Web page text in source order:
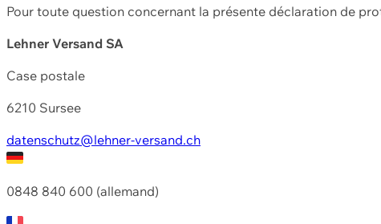
Pour toute question concernant la présente déclaration de
Lehner Versand SA
Case postale
6210 Sursee
datenschutz@lehner-versand.ch
0848 840 600 (allemand)